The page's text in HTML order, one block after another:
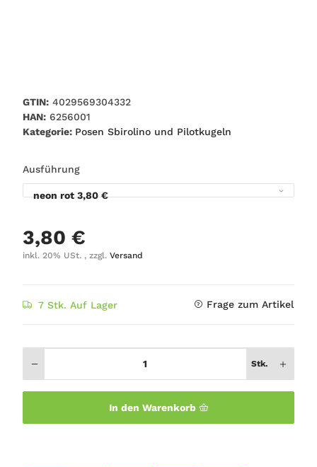
GTIN: 4029569304332
HAN: 6256001
Kategorie: Posen Sbirolino und Pilotkugeln
Ausführung
neon rot 3,80 €
3,80 €
inkl. 20% USt. , zzgl. Versand
7 Stk. Auf Lager Frage zum Artikel
Stk.
In den Warenkorb